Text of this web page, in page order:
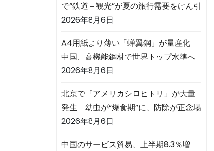
で“鉄道＋観光”が夏の旅行需要をけん引
2026年8月6日
A4用紙より薄い「蝉翼鋼」が量産化
中国、高機能鋼材で世界トップ水準へ
2026年8月6日
北京で「アメリカシロヒトリ」が大量
発生 幼虫が“爆食期”に、防除が正念場
2026年8月6日
中国のサービス貿易、上半期8.3％増